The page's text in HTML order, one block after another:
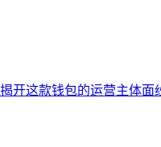
开这款钱包的运营主体面